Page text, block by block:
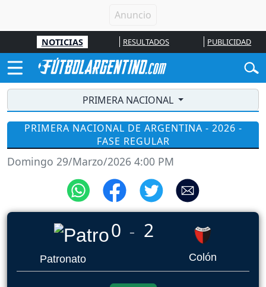
NOTICIAS RESULTADOS PUBLICIDAD
PRIMERA NACIONAL
PRIMERA NACIONAL DE ARGENTINA - 2026 -
FASE REGULAR
Domingo 29/Marzo/2026 4:00 PM
Patronato
0 _ 2
Colón